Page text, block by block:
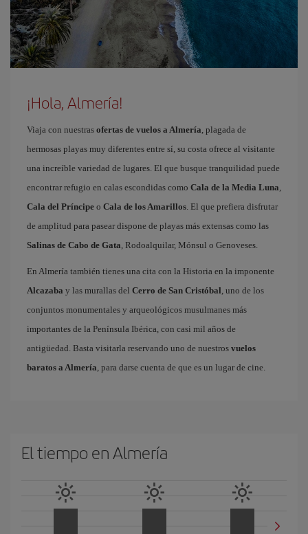
¡Hola, Almería!
Viaja con nuestras ofertas de vuelos a Almería, plagada de
hermosas playas muy diferentes entre sí, su costa ofrece al visitante
una increíble variedad de lugares. El que busque tranquilidad puede
encontrar refugio en calas escondidas como Cala de la Media Luna,
Cala del Príncipe o Cala de los Amarillos. El que prefiera disfrutar
de amplitud para pasear dispone de playas más extensas como las
Salinas de Cabo de Gata, Rodoalquilar, Mónsul o Genoveses.
En Almería también tienes una cita con la Historia en la imponente
Alcazaba y las murallas del Cerro de San Cristóbal, uno de los
conjuntos monumentales y arqueológicos musulmanes más
importantes de la Península Ibérica, con casi mil años de
antigüedad. Basta visitarla reservando uno de nuestros vuelos
baratos a Almería, para darse cuenta de que es un lugar de cine.
El tiempo en Almería